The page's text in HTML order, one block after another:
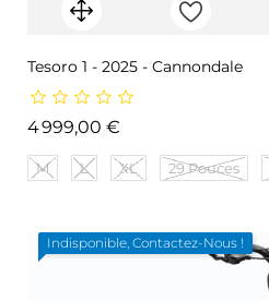
Tesoro 1 - 2025 - Cannondale
4 999,00 €
M L XL 29 Pouces
Indisponible, Contactez-Nous !